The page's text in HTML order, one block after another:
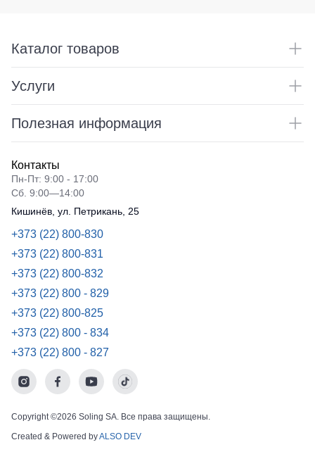
Каталог товаров
Услуги
Полезная информация
Контакты
Пн-Пт: 9:00 - 17:00
Сб. 9:00—14:00
Кишинёв, ул. Петрикань, 25
+373 (22) 800-830
+373 (22) 800-831
+373 (22) 800-832
+373 (22) 800 - 829
+373 (22) 800-825
+373 (22) 800 - 834
+373 (22) 800 - 827
Copyright ©2026 Soling SA. Все права защищены.
Created & Powered byALSO DEV